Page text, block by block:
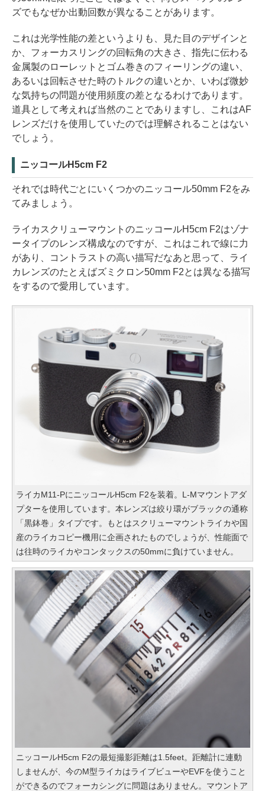
ズでもなぜか出動回数が異なることがあります。
これは光学性能の差というよりも、見た目のデザインと
か、フォーカスリングの回転角の大きさ、指先に伝わる
金属製のローレットとゴム巻きのフィーリングの違い、
あるいは回転させた時のトルクの違いとか、いわば微妙
な気持ちの問題が使用頻度の差となるわけであります。
道具として考えれば当然のことでありますし、これはAF
レンズだけを使用していたのでは理解されることはない
でしょう。
ニッコールH5cm F2
それでは時代ごとにいくつかのニッコール50mm F2をみ
てみましょう。
ライカスクリューマウントのニッコールH5cm F2はゾナ
ータイプのレンズ構成なのですが、これはこれで線に力
があり、コントラストの高い描写だなあと思って、ライ
カレンズのたとえばズミクロン50mm F2とは異なる描写
をするので愛用しています。
ライカM11-PにニッコールH5cm F2を装着。L-Mマウントアダ
プターを使用しています。本レンズは絞り環がブラックの通称
「黒鉢巻」タイプです。もとはスクリューマウントライカや国
産のライカコピー機用に企画されたものでしょうが、性能面で
は往時のライカやコンタックスの50mmに負けていません。
ニッコールH5cm F2の最短撮影距離は1.5feet。距離計に連動
しませんが、今のM型ライカはライブビューやEVFを使うこと
ができるのでフォーカシングに問題はありません。マウントア